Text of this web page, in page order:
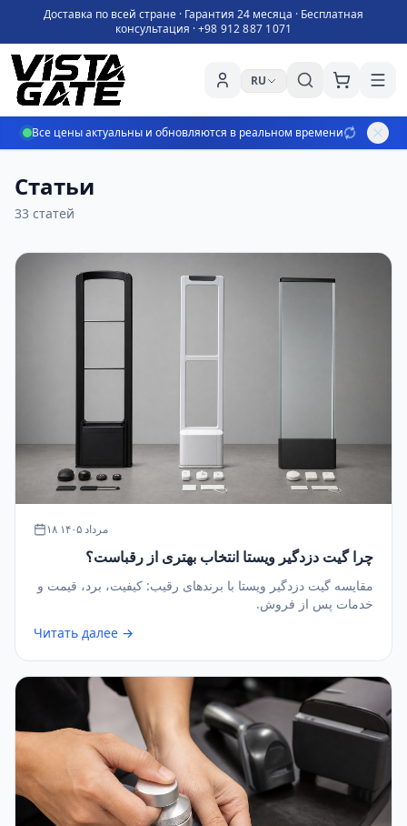
Доставка по всей стране · Гарантия 24 месяца · Бесплатная
консультация ·+98 912 887 1071
RU
Все цены актуальны и обновляются в реальном времени
Статьи
33 статей
۱۸ مرداد ۱۴۰۵
چرا گیت دزدگیر ویستا انتخاب بهتری از رقباست؟
مقایسه گیت دزدگیر ویستا با برندهای رقیب: کیفیت، برد، قیمت و
خدمات پس از فروش.
Читать далее →